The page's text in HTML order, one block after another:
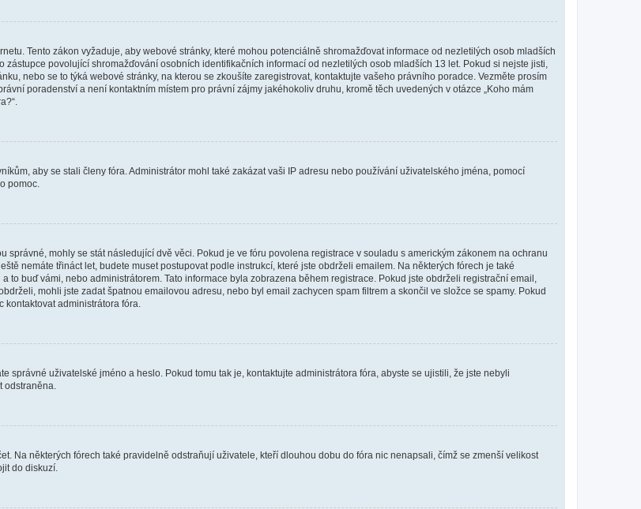
Tento zákon vyžaduje, aby webové stránky, které mohou potenciálně shromažďovat informace od nezletilých osob mladších
povolující shromažďování osobních identifikačních informací od nezletilých osob mladších 13 let. Pokud si nejste jisti,
nebo se to týká webové stránky, na kterou se zkoušíte zaregistrovat, kontaktujte vašeho právního poradce. Vezměte prosím
poradenství a není kontaktním místem pro právní zájmy jakéhokoliv druhu, kromě těch uvedených v otázce „Koho mám
aby se stali členy fóra. Administrátor mohl také zakázat vaši IP adresu nebo používání uživatelského jména, pomocí
pomoc.
mohly se stát následující dvě věci. Pokud je ve fóru povolena registrace v souladu s americkým zákonem na ochranu
nemáte třináct let, budete muset postupovat podle instrukcí, které jste obdrželi emailem. Na některých fórech je také
buď vámi, nebo administrátorem. Tato informace byla zobrazena během registrace. Pokud jste obdrželi registrační email,
mohli jste zadat špatnou emailovou adresu, nebo byl email zachycen spam filtrem a skončil ve složce se spamy. Pokud
administrátora fóra.
správné uživatelské jméno a heslo. Pokud tomu tak je, kontaktujte administrátora fóra, abyste se ujistili, že jste nebyli
Na některých fórech také pravidelně odstraňují uživatele, kteří dlouhou dobu do fóra nic nenapsali, čímž se zmenší velikost
do diskuzí.